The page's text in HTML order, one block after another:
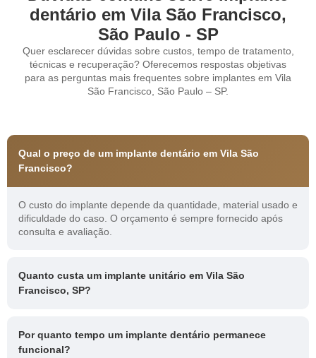
dentário em Vila São Francisco,
São Paulo - SP
Quer esclarecer dúvidas sobre custos, tempo de tratamento,
técnicas e recuperação? Oferecemos respostas objetivas
para as perguntas mais frequentes sobre implantes em Vila
São Francisco, São Paulo – SP.
Qual o preço de um implante dentário em Vila São
Francisco?
O custo do implante depende da quantidade, material usado e
dificuldade do caso. O orçamento é sempre fornecido após
consulta e avaliação.
Quanto custa um implante unitário em Vila São
Francisco, SP?
Por quanto tempo um implante dentário permanece
funcional?